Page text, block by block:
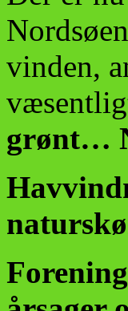
vinden,
grønt…